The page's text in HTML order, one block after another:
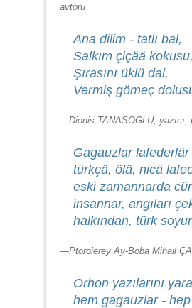
avtoru
Ana dilim - tatlı bal,
Salkım çiçää kokusu,
Şırasını üklü dal,
Vermiş gömeç
—Dionis TANASOGLU, yazıcı,
Gagauzlar
türkçä, ölä, nicä
eski zamannarda
insannar, angıları
halkından, türk
—Ptoroierey Ay-Boba Mihail
Orhon yazılarını
hem gagauzlar - hep